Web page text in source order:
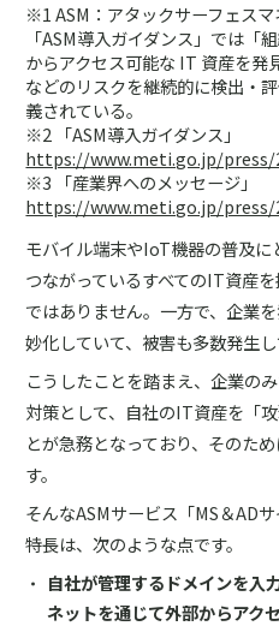
※1 ASM：アタックサーフェス
「ASM導入ガイダンス」では「
からアクセス可能な IT 資産を発
などのリスクを継続的に検出・
義されている。
※2 「ASM導入ガイダンス」
https://www.meti.go.jp/press/
※3 「産業界へのメッセージ」
https://www.meti.go.jp/press/
モバイル端末やIoT機器の普及に
つながっているすべてのIT資産
ではありません。一方で、企業
妙化していて、被害も多数発生し
こうしたことを踏まえ、企業の
対策として、自社のIT資産を「
とが急務となっており、そのた
す。
そんなASMサービス「MS＆AD
特長は、次のような点です。
自社が管理するドメインを入
ネットを通じて外部からアク